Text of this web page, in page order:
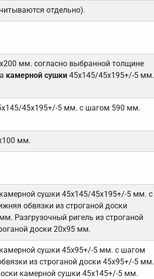
отдельно).
мм. согласно выбранной толщине
камерной сушки45х145/45х195+/-5 мм.
45х195+/-5 мм. с шагом 590 мм.
мм.
сушки 45х145/45х195+/-5 мм. с
обвязки из строганой доски
Разгрузочный ригель из строганой
доски 20х95 мм.
сушки 45х95+/-5 мм. с шагом
из строганой доски 45х95+/-5 мм.
камерной сушки 45х145+/-5 мм.